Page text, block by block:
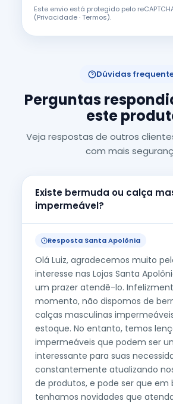
Este envio está protegido pelo
(Privacidade·Termos).
Dúvidas
Perguntas
este
Veja respostas de outros
com mais
Existe bermuda ou calça
impermeável?
Resposta Santa Apolônia
Olá Luiz, agradecemos muito
interesse nas Lojas Santa
um prazer atendê-lo.
momento, não dispomos de
calças masculinas
estoque. No entanto, temos
impermeáveis que podem ser
interessante para suas
constantemente atualizando
de produtos, e pode ser que em
tenhamos novidades que